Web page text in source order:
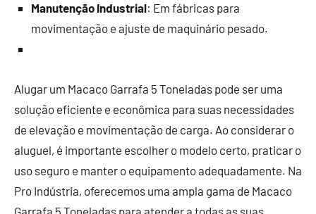
Manutenção Industrial: Em fábricas para
movimentação e ajuste de maquinário pesado.
Alugar um Macaco Garrafa 5 Toneladas pode ser uma
solução eficiente e econômica para suas necessidades
de elevação e movimentação de carga. Ao considerar o
aluguel, é importante escolher o modelo certo, praticar o
uso seguro e manter o equipamento adequadamente. Na
Pro Indústria, oferecemos uma ampla gama de Macaco